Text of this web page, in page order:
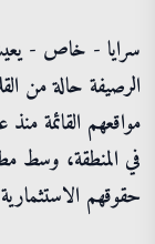
الرصيفة حالة من
في المنطقة، وسط
حقوقهم الاستثمارية